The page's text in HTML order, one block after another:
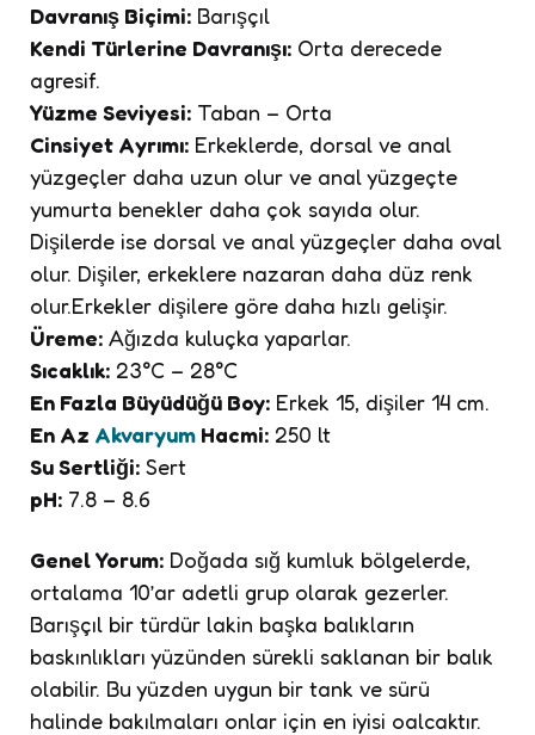
Davranış Biçimi: Barışçıl
Kendi Türlerine Davranışı: Orta derecede
agresif.
Yüzme Seviyesi: Taban – Orta
Cinsiyet Ayrımı: Erkeklerde, dorsal ve anal
yüzgeçler daha uzun olur ve anal yüzgeçte
yumurta benekler daha çok sayıda olur.
Dişilerde ise dorsal ve anal yüzgeçler daha oval
olur. Dişiler, erkeklere nazaran daha düz renk
olur.Erkekler dişilere göre daha hızlı gelişir.
Üreme: Ağızda kuluçka yaparlar.
Sıcaklık: 23°C – 28°C
En Fazla Büyüdüğü Boy: Erkek 15, dişiler 14 cm.
En Az Akvaryum Hacmi: 250 lt
Su Sertliği: Sert
pH: 7.8 – 8.6
Genel Yorum: Doğada sığ kumluk bölgelerde,
ortalama 10’ar adetli grup olarak gezerler.
Barışçıl bir türdür lakin başka balıkların
baskınlıkları yüzünden sürekli saklanan bir balık
olabilir. Bu yüzden uygun bir tank ve sürü
halinde bakılmaları onlar için en iyisi oalcaktır.